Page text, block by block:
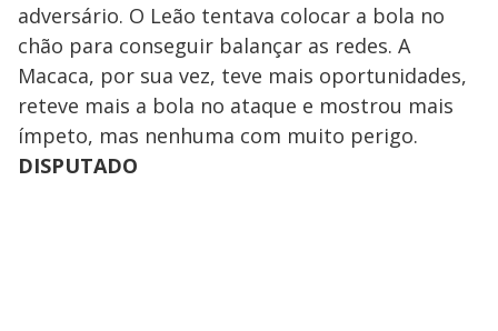
adversário. O Leão tentava colocar a bola no
chão para conseguir balançar as redes. A
Macaca, por sua vez, teve mais oportunidades,
reteve mais a bola no ataque e mostrou mais
ímpeto, mas nenhuma com muito perigo.
DISPUTADO